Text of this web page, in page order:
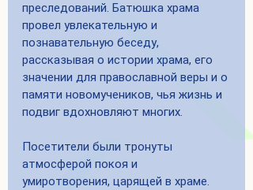
преследований. Батюшка храма
провел увлекательную и
познавательную беседу,
рассказывая о истории храма, его
значении для православной веры и о
памяти новомучеников, чья жизнь и
подвиг вдохновляют многих.
Посетители были тронуты
атмосферой покоя и
умиротворения, царящей в храме.